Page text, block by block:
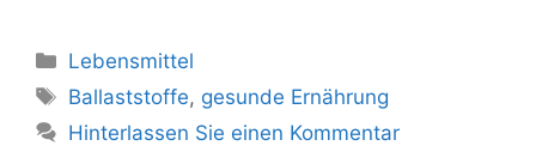
Kategorien
Lebensmittel
Tags
Ballaststoffe, gesunde Ernährung
Hinterlassen Sie einen Kommentar